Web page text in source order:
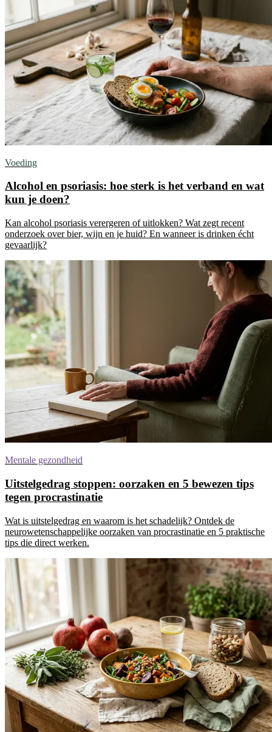
Voeding
Alcohol en psoriasis: hoe sterk is het verband en wat
kun je doen?
Kan alcohol psoriasis verergeren of uitlokken? Wat zegt recent
onderzoek over bier, wijn en je huid? En wanneer is drinken écht
gevaarlijk?
Mentale gezondheid
Uitstelgedrag stoppen: oorzaken en 5 bewezen tips
tegen procrastinatie
Wat is uitstelgedrag en waarom is het schadelijk? Ontdek de
neurowetenschappelijke oorzaken van procrastinatie en 5 praktische
tips die direct werken.